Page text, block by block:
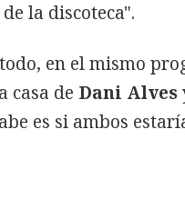
la discoteca".
en el mismo
casa de Dani Alves
es si ambos